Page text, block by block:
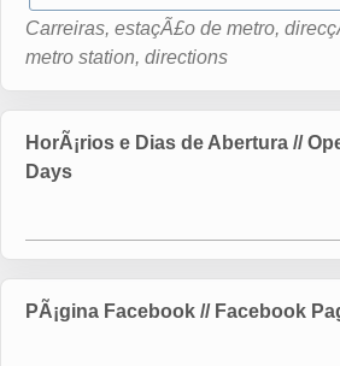
Carreiras, estaçÃ£o de metro,
metro station, directions
HorÃ¡rios e Dias de Abertura //
Days
PÃ¡gina Facebook // Facebook